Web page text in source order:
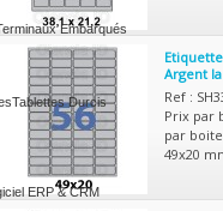
Embarqués
Tablettes Durcis
ERP & CRM
Argent
Ref :
Prix par
par
49x20